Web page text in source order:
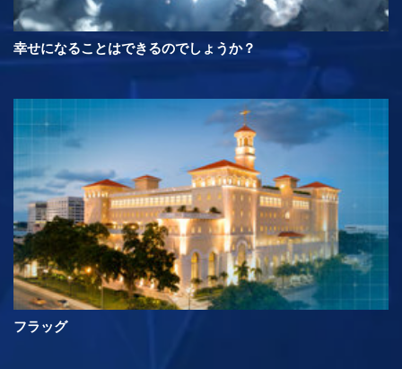
幸せになることはできるのでしょうか？
フラッグ